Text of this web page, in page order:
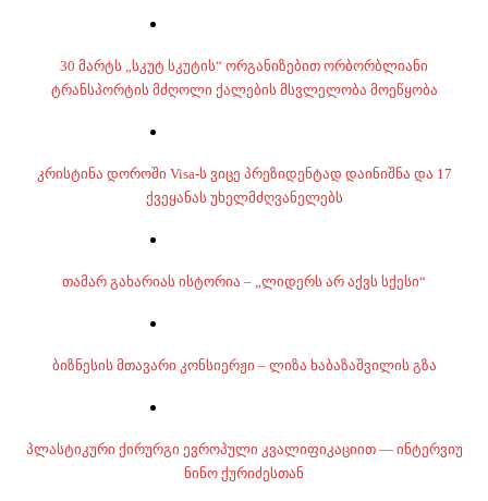
30 მარტს „სკუტ სკუტის“ ორგანიზებით ორბორბლიანი
ტრანსპორტის მძღოლი ქალების მსვლელობა მოეწყობა
კრისტინა დოროში Visa-ს ვიცე პრეზიდენტად დაინიშნა და 17
ქვეყანას უხელმძღვანელებს
თამარ გახარიას ისტორია – „ლიდერს არ აქვს სქესი“
ბიზნესის მთავარი კონსიერჟი – ლიზა ხაბაზაშვილის გზა
პლასტიკური ქირურგი ევროპული კვალიფიკაციით — ინტერვიუ
ნინო ქურიძესთან